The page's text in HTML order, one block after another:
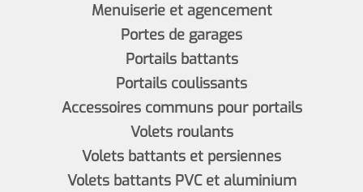
Menuiserie et agencement
Portes de garages
Portails battants
Portails coulissants
Accessoires communs pour portails
Volets roulants
Volets battants et persiennes
Volets battants PVC et aluminium